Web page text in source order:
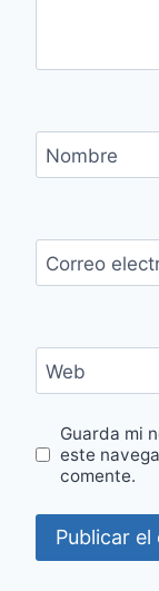
Nombre
Correo
Web
Guarda mi
este
comente.